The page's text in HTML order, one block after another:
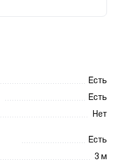
Есть
Есть
Нет
Есть
3 м